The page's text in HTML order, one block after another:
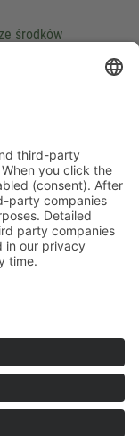
środków
budżetu.
third-party
you click the
(consent).
third-party
purposes.
and in our
MORE